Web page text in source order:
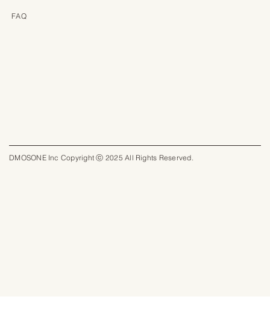
FAQ
DMOSONE Inc Copyright ⓒ 2025 All Rights Reserved.​